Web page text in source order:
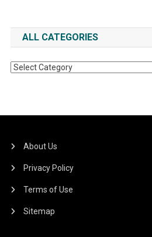
ALL CATEGORIES
All
About Us
Privacy Policy
Terms of Use
Sitemap